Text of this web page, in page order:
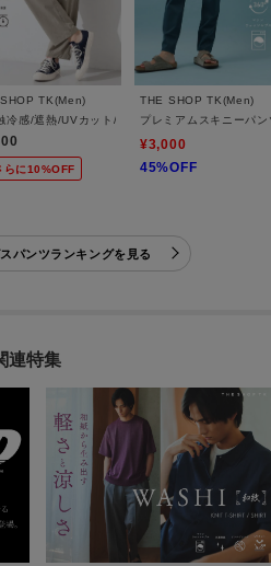
要らず／マシンウォッシャブル】ハイドロクー
TK(Men)
冷感/遮熱/UVカット/防シワ/２WAYストレッチ/
らに10%OFF
THE SHOP TK(Men)
プレミアムスキニーパ
¥3,000
45%OFF
パンツランキングを見る
連特集